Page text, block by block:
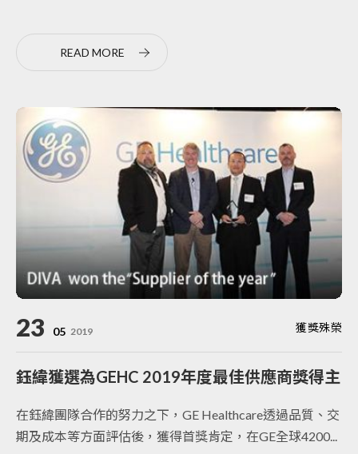
READ MORE
23 05 2019 獲獎殊榮
鈺緯獲選為GEHC 2019年度最佳供應商獎得主
在鈺緯團隊合作的努力之下，GE Healthcare透過品質、交
期及成本等方面評估後，獲得首獎肯定，在GE全球4200...